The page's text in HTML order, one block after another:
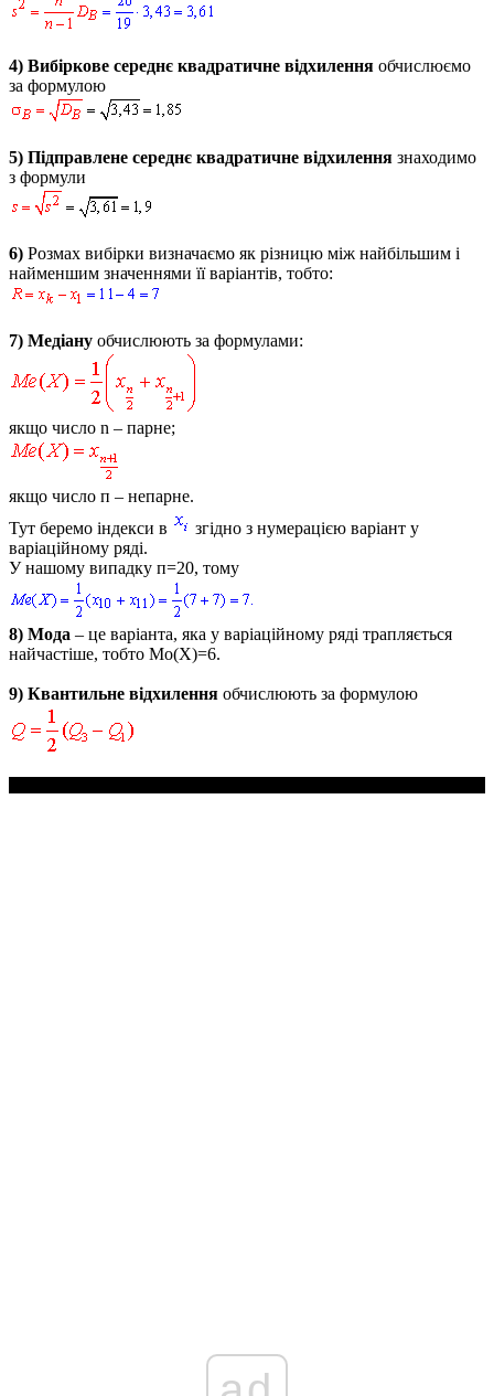
4) Вибіркове середнє квадратичне відхилення обчислюємо
за формулою
5) Підправлене середнє квадратичне відхилення знаходимо
з формули
6) Розмах вибірки визначаємо як різницю між найбільшим і
найменшим значеннями її варіантів, тобто:
7) Медіану обчислюють за формулами:
якщо число n – парне;
якщо число п – непарне.
Тут беремо індекси в
згідно з нумерацією варіант у
варіаційному ряді.
У нашому випадку п=20, тому
8) Мода – це варіанта, яка у варіаційному ряді трапляється
найчастіше, тобто Mo(X)=6.
9) Квантильне відхилення обчислюють за формулою